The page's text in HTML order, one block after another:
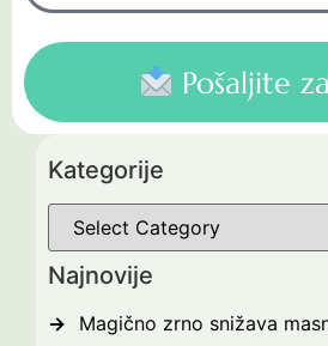
Pošaljite
Kategorije
Najnovije
Magično zrno snižava